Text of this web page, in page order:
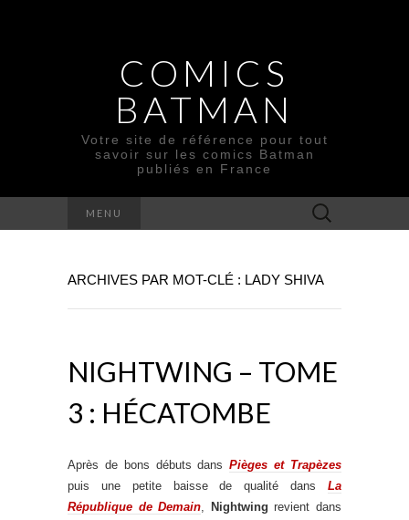
COMICS
BATMAN
Votre site de référence pour tout
savoir sur les comics Batman
publiés en France
MENU Rechercher :
ARCHIVES PAR MOT-CLÉ : LADY SHIVA
NIGHTWING – TOME
3 : HÉCATOMBE
Après de bons débuts dansPièges et Trapèzes
puis une petite baisse de qualité dans La
République de Demain, Nightwing revient dans